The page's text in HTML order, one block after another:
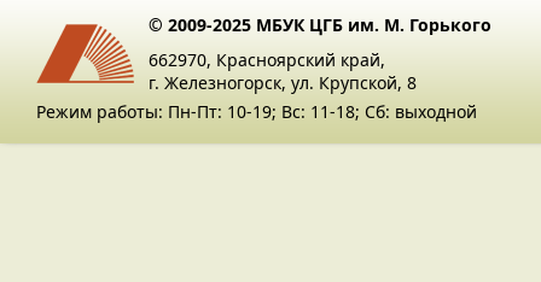
© 2009-2025 МБУК ЦГБ им. М. Горького
662970, Красноярский край,
г. Железногорск, ул. Крупской, 8
Режим работы: Пн-Пт: 10-19; Вс: 11-18; Сб: выходной